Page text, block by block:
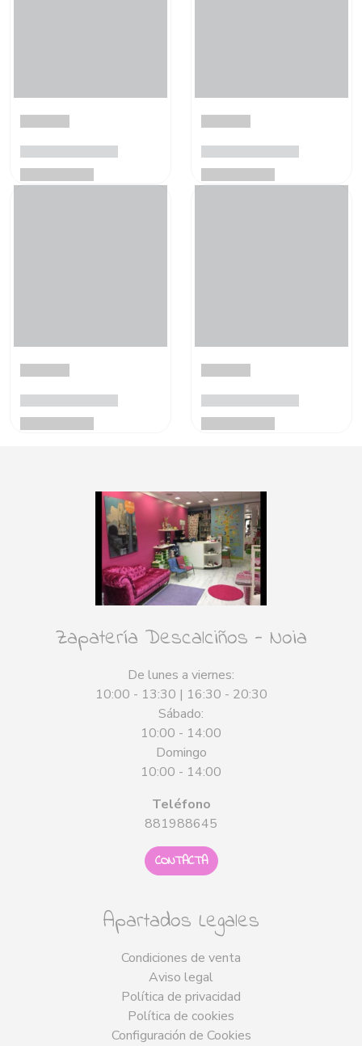
Zapatería Descalciños - Noia
De lunes a viernes:
10:00 - 13:30 | 16:30 - 20:30
Sábado:
10:00 - 14:00
Domingo
10:00 - 14:00
Teléfono
881988645
CONTACTA
Apartados Legales
Condiciones de venta
Aviso legal
Política de privacidad
Política de cookies
Configuración de Cookies